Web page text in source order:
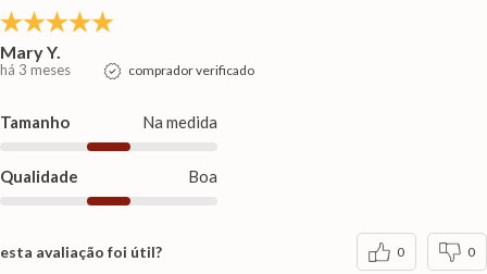
Mary Y.
há 3 meses comprador verificado
Tamanho Na medida
Qualidade Boa
esta avaliação foi útil? 0 0